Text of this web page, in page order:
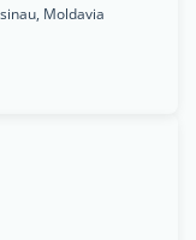
Moldavia